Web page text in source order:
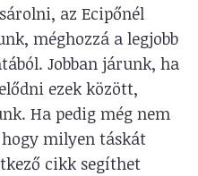
az Ecipőnél
méghozzá a legjobb
Jobban járunk, ha
ezek között,
Ha pedig még nem
milyen táskát
cikk segíthet